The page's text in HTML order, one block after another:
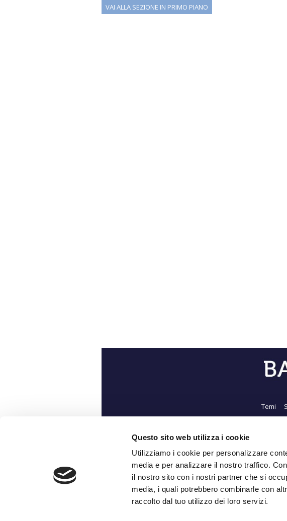
Questo sito web utilizza i cookie
Utilizziamo i cookie per personalizzare
media e per analizzare il nostro traffico.
il nostro sito con i nostri partner che si
media, i quali potrebbero combinarle con
raccolto dal tuo utilizzo dei loro servizi.
VAI ALLA SEZIONE IN PRIMO PIANO
Temi
Chi siamo